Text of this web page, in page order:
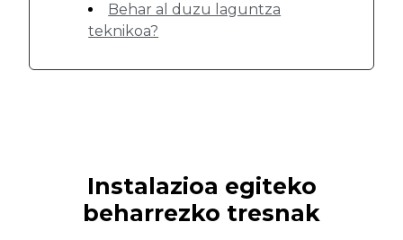
Behar al duzu laguntza
teknikoa?
Instalazioa egiteko
beharrezko tresnak